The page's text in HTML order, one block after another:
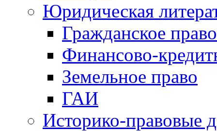
Юридическая
Гражданское право
Финансово-
Земельное право
ГАИ
Историко-правовые